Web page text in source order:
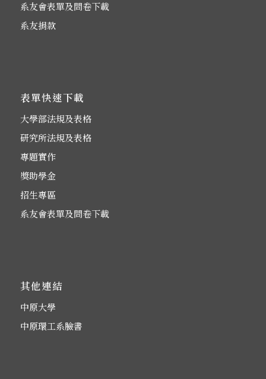
系友會表單及問卷下載
系友捐款
表單快速下載
大學部法規及表格
研究所法規及表格
專題實作
獎助學金
招生專區
系友會表單及問卷下載
其他連結
中原大學
中原環工系臉書